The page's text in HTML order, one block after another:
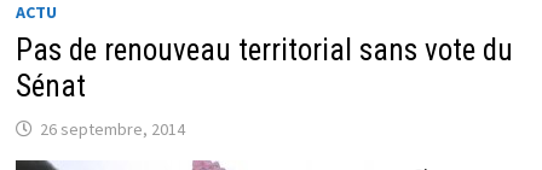
ACTU
Pas de renouveau territorial sans vote du
Sénat
26 septembre, 2014